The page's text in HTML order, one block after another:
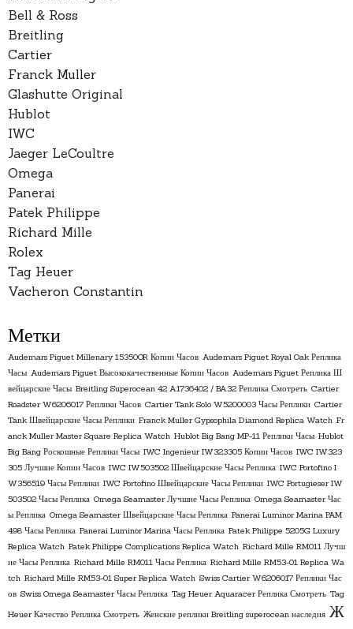
Bell & Ross
Breitling
Cartier
Franck Muller
Glashutte Original
Hublot
IWC
Jaeger LeCoultre
Omega
Panerai
Patek Philippe
Richard Mille
Rolex
Tag Heuer
Vacheron Constantin
Метки
Audemars Piguet Millenary 15350OR Копии Часов Audemars Piguet Royal Oak Реплика
Часы Audemars Piguet Высококачественные Копии Часов Audemars Piguet Реплика Ш
вейцарские Часы Breitling Superocean 42 A1736402 / BA32 Реплика Смотреть Cartier
Roadster W6206017 Реплики Часов Cartier Tank Solo W5200003 Часы Реплики Cartier
Tank Швейцарские Часы Реплики Franck Muller Gypsophila Diamond Replica Watch Fr
anck Muller Master Square Replica Watch Hublot Big Bang MP-11 Реплики Часы Hublot
Big Bang Роскошные Реплики Часы IWC Ingenieur IW323305 Копии Часов IWC IW323
305 Лучшие Копии Часов IWC IW503502 Швейцарские Часы Реплика IWC Portofino I
W356519 Часы Реплики IWC Portofino Швейцарские Часы Реплики IWC Portugieser IW
503502 Часы Реплика Omega Seamaster Лучшие Часы Реплика Omega Seamaster Час
ы Реплика Omega Seamaster Швейцарские Часы Реплика Panerai Luminor Marina PAM
498 Часы Реплика Panerai Luminor Marina Часы Реплика Patek Philippe 5205G Luxury
Replica Watch Patek Philippe Complications Replica Watch Richard Mille RM011 Лучш
ие Часы Реплика Richard Mille RM011 Часы Реплика Richard Mille RM53-01 Replica Wa
tch Richard Mille RM53-01 Super Replica Watch Swiss Cartier W6206017 Реплики Час
ов Swiss Omega Seamaster Часы Реплика Tag Heuer Aquaracer Реплика Смотреть Tag
Heuer Качество Реплика Смотреть Женские реплики Breitling superocean наследия Ж